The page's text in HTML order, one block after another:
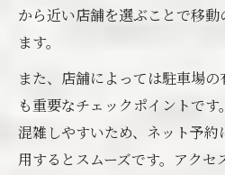
コスパ重視で焼肉を楽し
蒲郡焼肉ランチおす
安くて美味しい焼肉
食べ放題焼肉でコス
ランチ限定焼肉メニ
から近い店舗を選ぶことで移
ます。
また、店舗によっては駐車場
も重要なチェックポイントで
混雑しやすいため、ネット予
用するとスムーズです。アク